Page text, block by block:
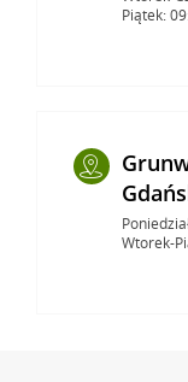
Piątek:
Wtorek-